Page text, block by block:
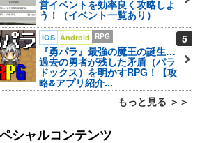
営イベントを効率良く攻略しよ
う！（イベント一覧あり）
5
iOS Android RPG
『勇パラ』最強の魔王の誕生…
過去の勇者が残した矛盾（パラ
ドックス）を明かすRPG！【攻
略&アプリ紹介...
もっと見る ＞＞
シャルコンテンツ